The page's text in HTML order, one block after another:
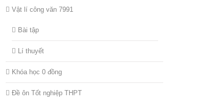
Vật lí công văn 7991
Bài tập
Lí thuyết
Khóa học 0 đồng
Đề ôn Tốt nghiệp THPT